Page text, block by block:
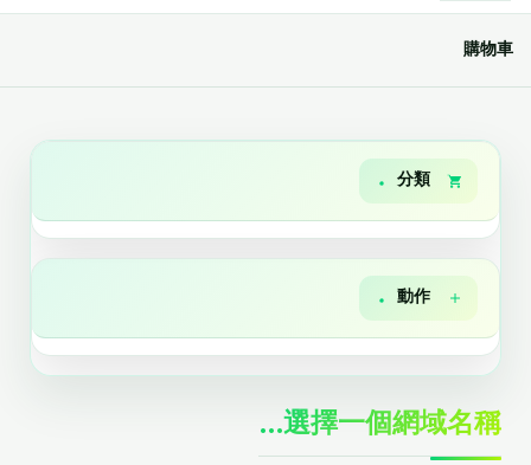
購物車
分類
動作
選擇一個網域名稱...